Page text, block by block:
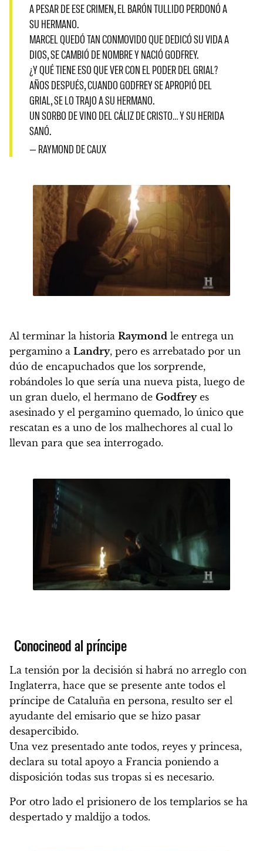
A PESAR DE ESE CRIMEN, EL BARÓN TULLIDO PERDONÓ A
SU HERMANO.
MARCEL QUEDÓ TAN CONMOVIDO QUE DEDICÓ SU VIDA A
DIOS, SE CAMBIÓ DE NOMBRE Y NACIÓ GODFREY.
¿Y QUÉ TIENE ESO QUE VER CON EL PODER DEL GRIAL?
AÑOS DESPUÉS, CUANDO GODFREY SE APROPIÓ DEL
GRIAL, SE LO TRAJO A SU HERMANO.
UN SORBO DE VINO DEL CÁLIZ DE CRISTO… Y SU HERIDA
SANÓ.
— RAYMOND DE CAUX
Al terminar la historia Raymond le entrega un
pergamino a Landry, pero es arrebatado por un
dúo de encapuchados que los sorprende,
robándoles lo que sería una nueva pista, luego de
un gran duelo, el hermano de Godfreyes
asesinado y el pergamino quemado, lo único que
rescatan es a uno de los malhechores al cual lo
llevan para que sea interrogado.
Conocineod al príncipe
La tensión por la decisión si habrá no arreglo con
Inglaterra, hace que se presente ante todos el
príncipe de Cataluña en persona, resulto ser el
ayudante del emisario que se hizo pasar
desapercibido.
Una vez presentado ante todos, reyes y princesa,
declara su total apoyo a Francia poniendo a
disposición todas sus tropas si es necesario.
Por otro lado el prisionero de los templarios se ha
despertado y maldijo a todos.